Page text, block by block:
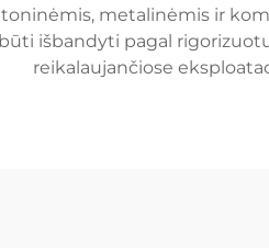
metalinėmis ir
išbandyti pagal
reikalaujančiose